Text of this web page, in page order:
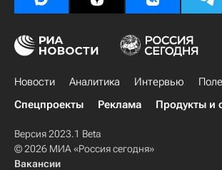
Новости Аналитика Интервью
Спецпроекты
Реклама Продукты и
Версия 2023.1 Beta
© 2026 МИА «Россия сегодня»
Вакансии